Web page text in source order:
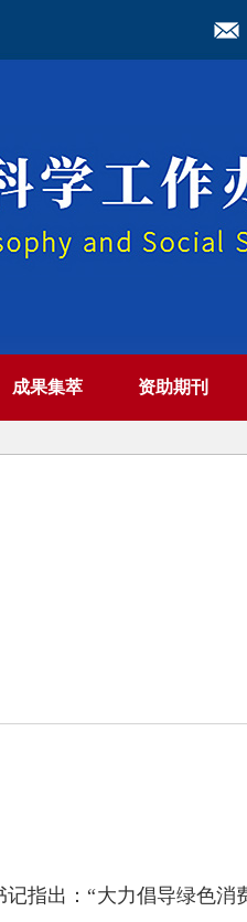
成果集萃 资助期刊
指出：“大力倡导绿色消